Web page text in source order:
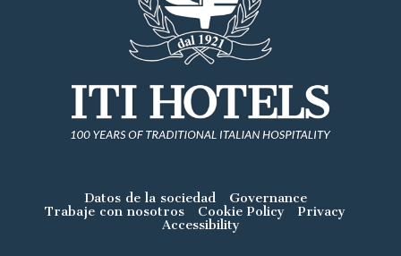
Datos de la sociedad
Governance
Trabaje con nosotros
Cookie Policy
Privacy
Accessibility